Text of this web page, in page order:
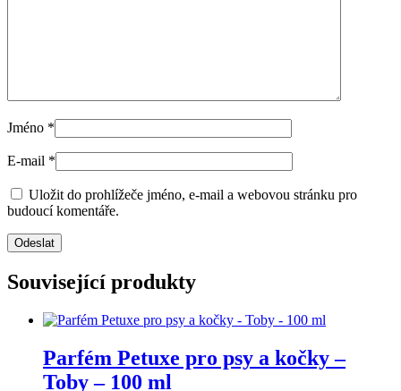
Jméno *
E-mail *
Uložit do prohlížeče jméno, e-mail a webovou stránku pro
budoucí komentáře.
Související produkty
Parfém Petuxe pro psy a kočky –
Toby – 100 ml